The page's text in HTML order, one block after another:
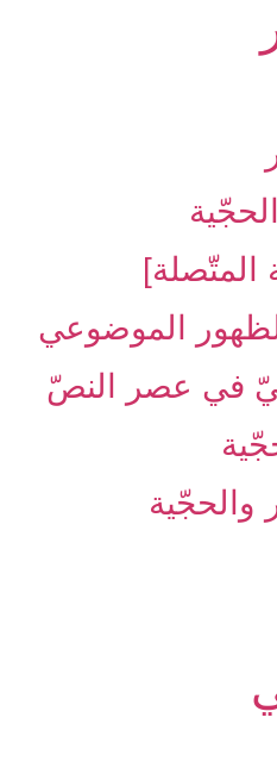
المتّصلة]
الموضوعي
في عصر النصّ
والحجّية